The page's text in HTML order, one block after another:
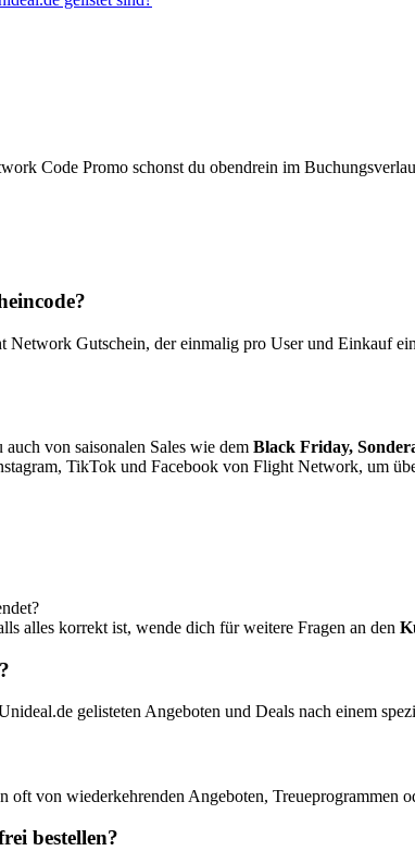
Code Promo schonst du obendrein im
Gutschein, der einmalig pro User und Einkauf
von saisonalen Sales wie dem Black Friday,
TikTok und Facebook von Flight Network, um
alles korrekt ist, wende dich für weitere Fragen an den
gelisteten Angeboten und Deals nach einem
von wiederkehrenden Angeboten, Treueprogrammen
bestellen?